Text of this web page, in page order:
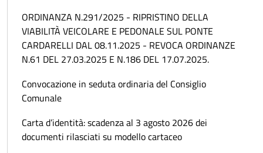
ORDINANZA N.291/2025 - RIPRISTINO DELLA
VIABILITÀ VEICOLARE E PEDONALE SUL PONTE
CARDARELLI DAL 08.11.2025 - REVOCA ORDINANZE
N.61 DEL 27.03.2025 E N.186 DEL 17.07.2025.
Convocazione in seduta ordinaria del Consiglio
Comunale
Carta d’identità: scadenza al 3 agosto 2026 dei
documenti rilasciati su modello cartaceo